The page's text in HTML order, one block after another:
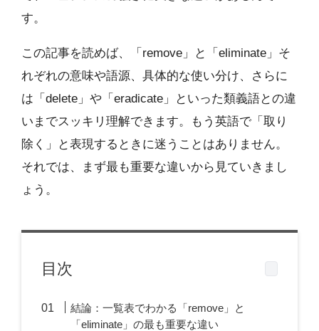
す。
この記事を読めば、「remove」と「eliminate」そ
れぞれの意味や語源、具体的な使い分け、さらに
は「delete」や「eradicate」といった類義語との違
いまでスッキリ理解できます。もう英語で「取り
除く」と表現するときに迷うことはありません。
それでは、まず最も重要な違いから見ていきまし
ょう。
目次
結論：一覧表でわかる「remove」と
「eliminate」の最も重要な違い